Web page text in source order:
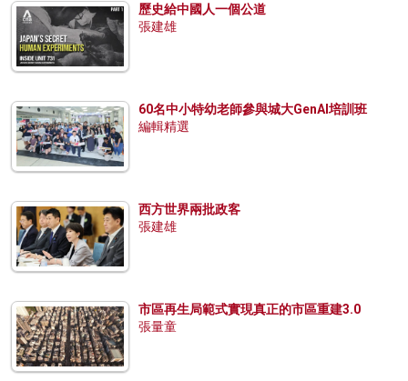
歷史給中國人一個公道
張建雄
60名中小特幼老師參與城大GenAI培訓班
編輯精選
西方世界兩批政客
張建雄
市區再生局範式實現真正的市區重建3.0
張量童